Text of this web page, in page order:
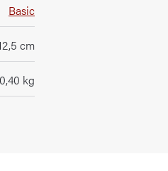
Basic
cm
0,40 kg